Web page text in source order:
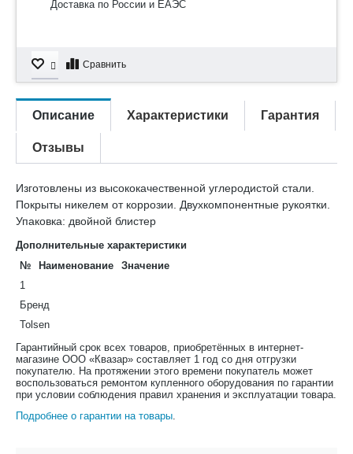
Доставка по России и ЕАЭС
Сравнить
Описание Характеристики Гарантия
Отзывы
Изготовлены из высококачественной углеродистой стали.
Покрыты никелем от коррозии. Двухкомпонентные рукоятки.
Упаковка: двойной блистер
Дополнительные характеристики
№
Наименование
Значение
1
Бренд
Tolsen
Гарантийный срок всех товаров, приобретённых в интернет-
магазине ООО «Квазар» составляет 1 год со дня отгрузки
покупателю. На протяжении этого времени покупатель может
воспользоваться ремонтом купленного оборудования по гарантии
при условии соблюдения правил хранения и эксплуатации товара.
Подробнее о гарантии на товары.